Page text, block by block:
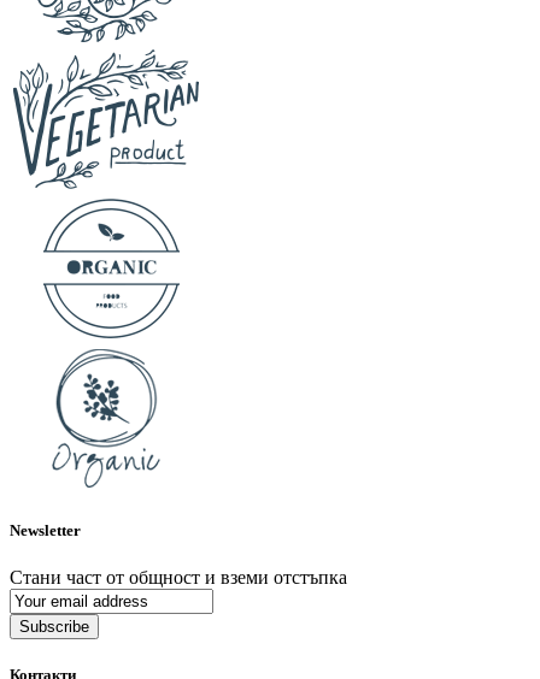
Newsletter
Стани част от общност и вземи отстъпка
Subscribe
Контакти